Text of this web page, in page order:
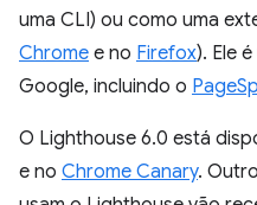
uma CLI) ou como uma
Chrome e no Firefox). Ele
Google, incluindo o
O Lighthouse 6.0 está
e no Chrome Canary.